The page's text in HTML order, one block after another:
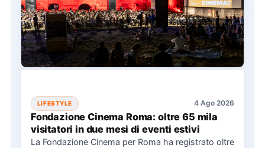
LIFESTYLE 4 Ago 2026
Fondazione Cinema Roma: oltre 65 mila
visitatori in due mesi di eventi estivi
La Fondazione Cinema per Roma ha registrato oltre